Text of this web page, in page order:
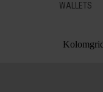
WALLETS